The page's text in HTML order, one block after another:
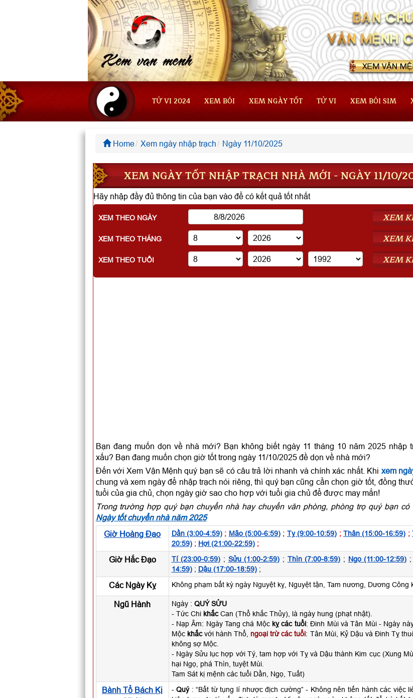
TỬ VI 2024 XEM BÓI XEM NGÀY TỐT TỬ VI XEM BÓI SIM
Home Xem ngày nhập trạch Ngày 11/10/2025
XEM NGÀY TỐT NHẬP TRẠCH NHÀ MỚI - NGÀY 11/10/
Hãy nhập đầy đủ thông tin của bạn vào để có kết quả tốt nhất
XEM THEO NGÀY XEM
XEM THEO THÁNG XEM
XEM THEO TUỔI XEM
Bạn đang muốn dọn về nhà mới? Bạn không biết ngày 11 tháng 10 năm 2025 nhập
xấu? Bạn đang muốn chọn giờ tốt trong ngày 11/10/2025 đề dọn về nhà mới?
Đến với Xem Vận Mệnh quý bạn sẽ có câu trả lời nhanh và chính xác nhất. Khi xem
chung và xem ngày để nhập trạch nói riêng, thì quý bạn cũng cần chọn giờ tốt, đồng
tuổi của gia chủ, chọn ngày giờ sao cho hợp với tuổi gia chủ để được may mắn!
Trong trường hợp quý bạn chuyển nhà hay chuyển văn phòng, phòng trọ quý bạn có
Ngày tốt chuyển nhà năm 2025
Giờ Hoàng Đạo
Dần (3:00-4:59); Mão (5:00-6:59) ; Tỵ (9:00-10:59) ;Thân (15:00-16:59) ;
20:59); Hợi (21:00-22:59);
Giờ Hắc Đạo Tí (23:00-0:59) ; Sửu (1:00-2:59) ; Thìn (7:00-8:59) ; Ngọ (11:00-12:59) ;
14:59); Dậu (17:00-18:59);
Các Ngày Kỵ Không phạm bất kỳ ngày Nguyệt kỵ, Nguyệt tận, Tam nương, Dương Công
Ngũ Hành Ngày : QUÝ SỬU
- Tức Chi khắcCan (Thổ khắc Thủy), là ngày hung (phạt nhật).
- Nạp Âm: Ngày Tang chá Mộc kỵ các tuổi: Đinh Mùi và Tân Mùi - Ngày
Mộc khắcvới hành Thổ, ngoại trừ các tuổi: Tân Mùi, Kỷ Dậu và Đinh Tỵ
không sợ Mộc.
- Ngày Sửu lục hợp với Tý, tam hợp với Tỵ và Dậu thành Kim cục (Xung
hại Ngọ, phá Thìn, tuyệt Mùi.
Tam Sát kị mệnh các tuổi Dần, Ngọ, Tuất)
Bành Tổ Bách Kị
-Quý: “Bất từ tụng lí nhược địch cường” - Không nên tiến hành các việc